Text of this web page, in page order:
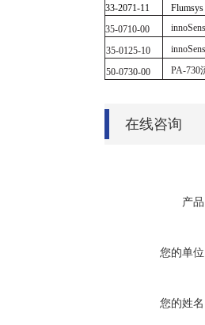
33-2071-11
35-0710-00
35-0125-10
50-0730-00 PA-730
在线咨询
产
您的单
您的姓